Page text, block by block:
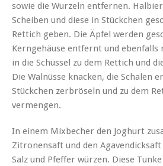
sowie die Wurzeln entfernen.
Scheiben und diese in Stückchen
Rettich geben. Die Äpfel werden
Kerngehäuse entfernt und
in die Schüssel zu dem Rettich und
Die Walnüsse knacken, die Schalen
Stückchen zerbröseln und zu dem
vermengen.
In einem Mixbecher den Joghurt
Zitronensaft und den
Salz und Pfeffer würzen. Diese